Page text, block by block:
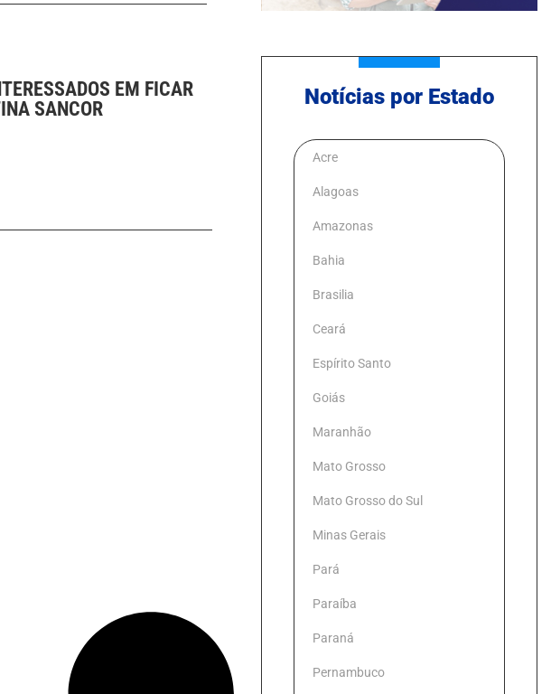
EM FICAR
SANCOR
Notícias por Estado
Acre
Alagoas
Amazonas
Bahia
Brasilia
Ceará
Espírito Santo
Goiás
Maranhão
Mato Grosso
Mato Grosso do Sul
Minas Gerais
Pará
Paraíba
Paraná
Pernambuco